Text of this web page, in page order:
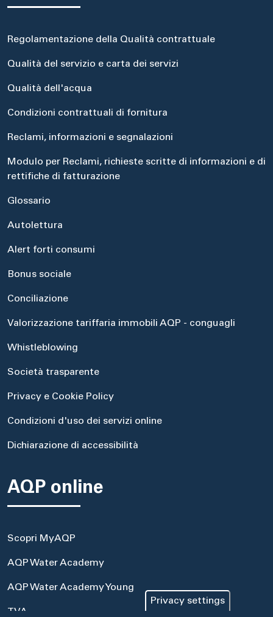
Regolamentazione della Qualità contrattuale
Qualità del servizio e carta dei servizi
Qualità dell'acqua
Condizioni contrattuali di fornitura
Reclami, informazioni e segnalazioni
Modulo per Reclami, richieste scritte di informazioni e di
rettifiche di fatturazione
Glossario
Autolettura
Alert forti consumi
Bonus sociale
Conciliazione
Valorizzazione tariffaria immobili AQP - conguagli
Whistleblowing
Società trasparente
Privacy e Cookie Policy
Condizioni d'uso dei servizi online
Dichiarazione di accessibilità
AQP online
Scopri MyAQP
AQP Water Academy
AQP Water Academy Young
TVA
Privacy settings